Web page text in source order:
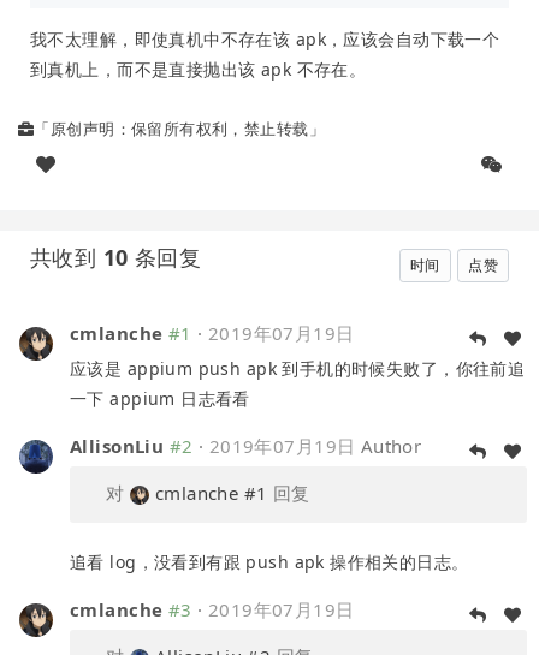
我不太理解，即使真机中不存在该 apk，应该会自动下载一个
到真机上，而不是直接抛出该 apk 不存在。
「原创声明：保留所有权利，禁止转载」
共收到 10 条回复 时间 点赞
cmlanche #1 · 2019年07月19日
应该是 appium push apk 到手机的时候失败了，你往前追
一下 appium 日志看看
AllisonLiu #2 · 2019年07月19日 Author
对
cmlanche #1 回复
追看 log，没看到有跟 push apk 操作相关的日志。
cmlanche #3 · 2019年07月19日